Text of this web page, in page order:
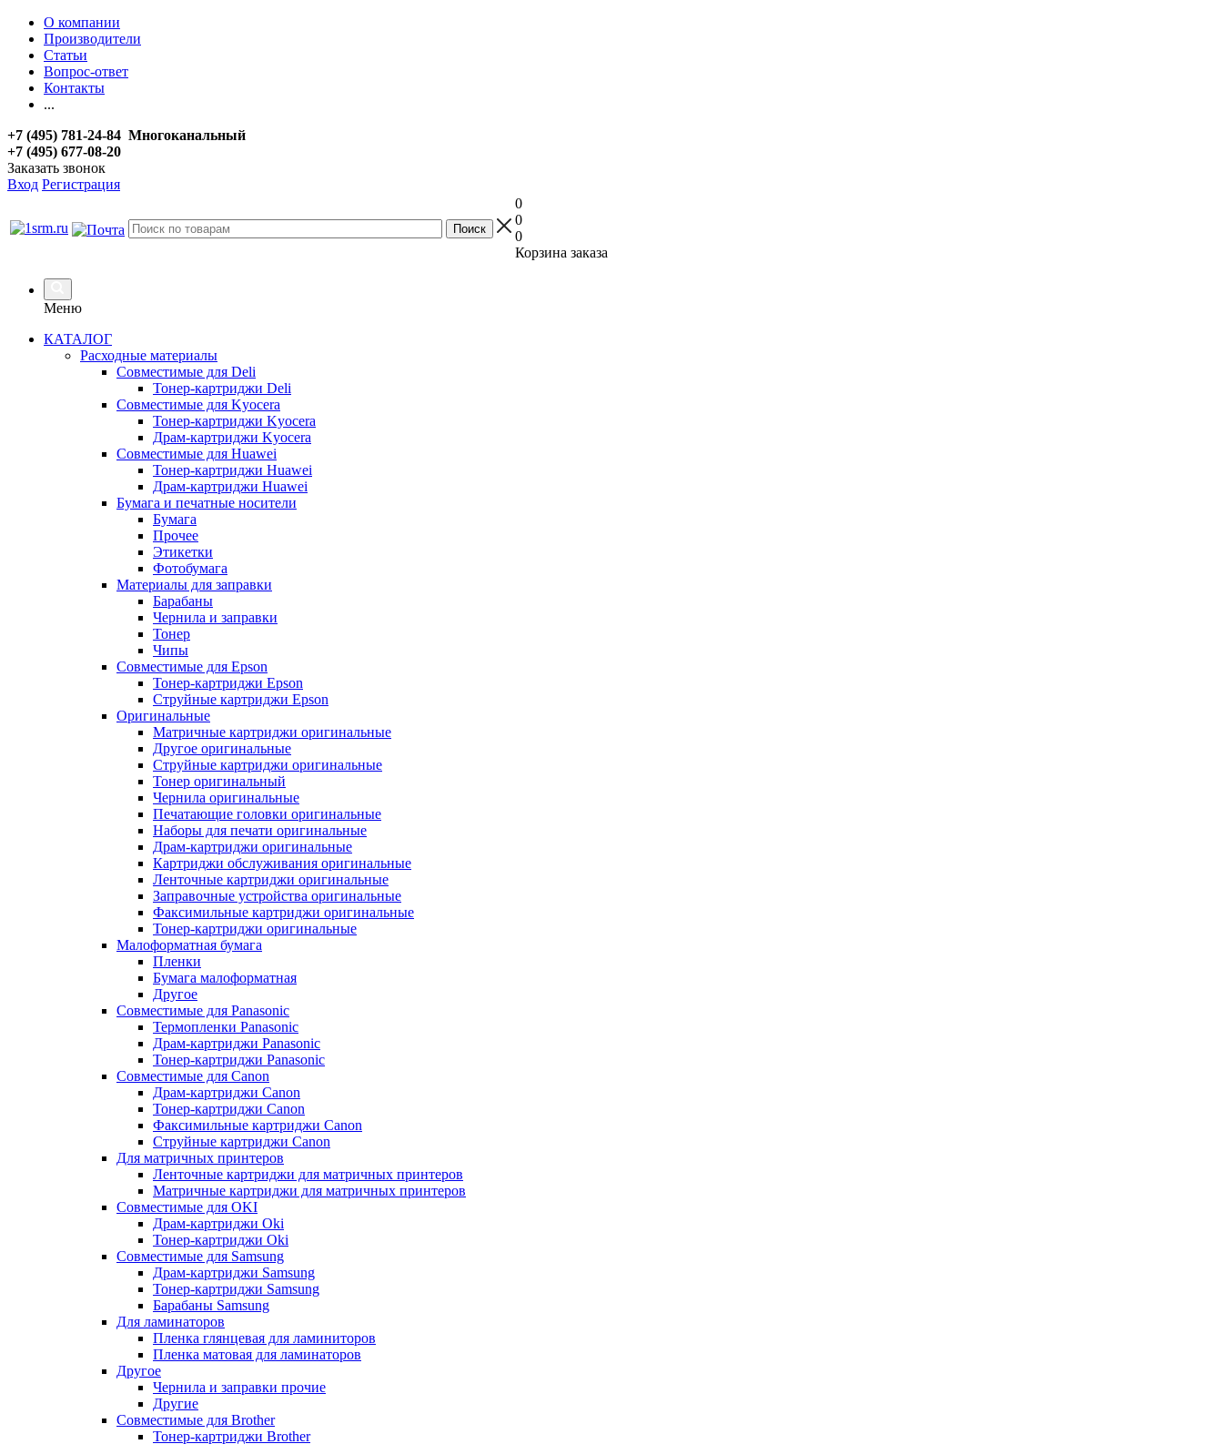
О компании
Производители
Статьи
Вопрос-ответ
Контакты
...
+7 (495) 781-24-84 Многоканальный
+7 (495) 677-08-20
Заказать звонок
Вход Регистрация
0
0
0
Корзина заказа
Меню
КАТАЛОГ
Расходные материалы
Совместимые для Deli
Тонер-картриджи Deli
Совместимые для Kyocera
Тонер-картриджи Kyocera
Драм-картриджи Kyocera
Совместимые для Huawei
Тонер-картриджи Huawei
Драм-картриджи Huawei
Бумага и печатные носители
Бумага
Прочее
Этикетки
Фотобумага
Материалы для заправки
Барабаны
Чернила и заправки
Тонер
Чипы
Совместимые для Epson
Тонер-картриджи Epson
Струйные картриджи Epson
Оригинальные
Матричные картриджи оригинальные
Другое оригинальные
Струйные картриджи оригинальные
Тонер оригинальный
Чернила оригинальные
Печатающие головки оригинальные
Наборы для печати оригинальные
Драм-картриджи оригинальные
Картриджи обслуживания оригинальные
Ленточные картриджи оригинальные
Заправочные устройства оригинальные
Факсимильные картриджи оригинальные
Тонер-картриджи оригинальные
Малоформатная бумага
Пленки
Бумага малоформатная
Другое
Совместимые для Panasonic
Термопленки Panasonic
Драм-картриджи Panasonic
Тонер-картриджи Panasonic
Совместимые для Canon
Драм-картриджи Canon
Тонер-картриджи Canon
Факсимильные картриджи Canon
Струйные картриджи Canon
Для матричных принтеров
Ленточные картриджи для матричных принтеров
Матричные картриджи для матричных принтеров
Совместимые для OKI
Драм-картриджи Oki
Тонер-картриджи Oki
Совместимые для Samsung
Драм-картриджи Samsung
Тонер-картриджи Samsung
Барабаны Samsung
Для ламинаторов
Пленка глянцевая для ламиниторов
Пленка матовая для ламинаторов
Другое
Чернила и заправки прочие
Другие
Совместимые для Brother
Тонер-картриджи Brother